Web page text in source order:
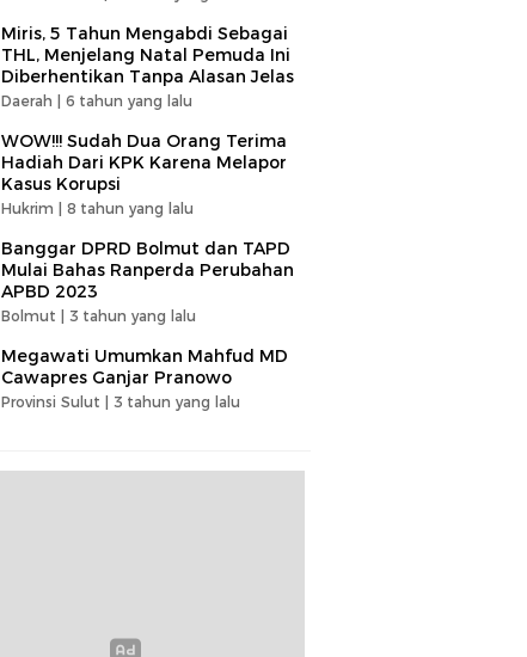
Miris, 5 Tahun Mengabdi Sebagai
THL, Menjelang Natal Pemuda Ini
Diberhentikan Tanpa Alasan Jelas
Daerah | 6 tahun yang lalu
WOW!!! Sudah Dua Orang Terima
Hadiah Dari KPK Karena Melapor
Kasus Korupsi
Hukrim | 8 tahun yang lalu
Banggar DPRD Bolmut dan TAPD
Mulai Bahas Ranperda Perubahan
APBD 2023
Bolmut | 3 tahun yang lalu
Megawati Umumkan Mahfud MD
Cawapres Ganjar Pranowo
Provinsi Sulut | 3 tahun yang lalu